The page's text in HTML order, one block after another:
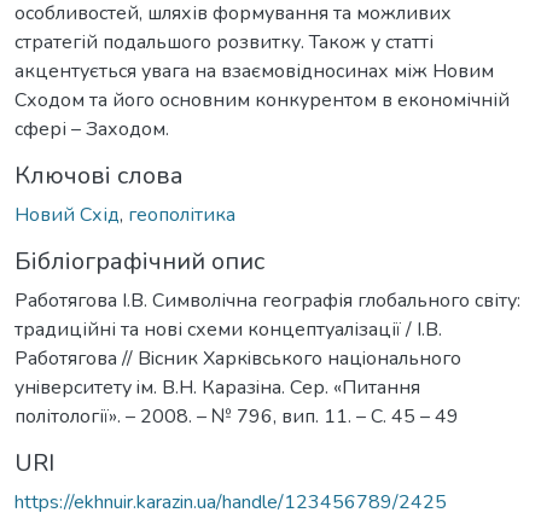
особливостей, шляхів формування та можливих
стратегій подальшого розвитку. Також у статті
акцентується увага на взаємовідносинах між Новим
Сходом та його основним конкурентом в економічній
сфері – Заходом.
Ключові слова
Новий Схід, геополітика
Бібліографічний опис
Работягова І.В. Символічна географія глобального світу:
традиційні та нові схеми концептуалізації / І.В.
Работягова // Вiсник Харкiвського нацiонального
унiверситету iм. В.Н. Каразiна. Сер. «Питання
політології». – 2008. – № 796, вип. 11. – С. 45 – 49
URI
https://ekhnuir.karazin.ua/handle/123456789/2425